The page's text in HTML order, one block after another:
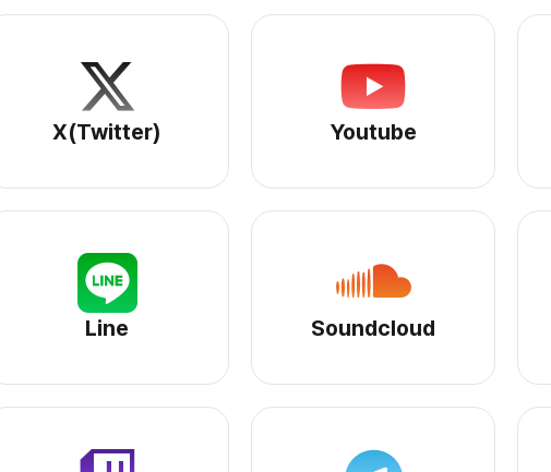
X(Twitter)サービスページへ
X(Twitter)
Youtubeサービスページへ
Youtube
Lineサービスページへ
Line Soundcloud